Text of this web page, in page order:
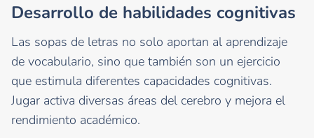
Desarrollo de habilidades cognitivas
Las sopas de letras no solo aportan al aprendizaje
de vocabulario, sino que también son un ejercicio
que estimula diferentes capacidades cognitivas.
Jugar activa diversas áreas del cerebro y mejora el
rendimiento académico.